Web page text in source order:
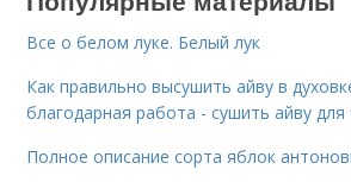
Все о белом луке. Белый лук
Как правильно высушить айву в
благодарная работа - сушить айву
Полное описание сорта яблок